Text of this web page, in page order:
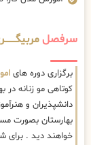
سرفصل
برگزاری دوره های
کوتاهی مو زنانه
دانشپذیران و
بهارستان بصورت
خواهند دید .